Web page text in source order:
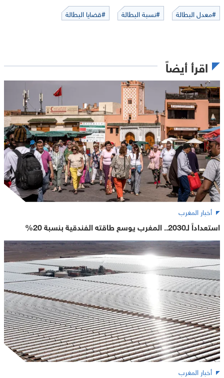
#معدل البطالة #نسبة البطالة #قضايا البطالة
اقرأ أيضاً
أخبار المغرب
استعداداً لـ2030.. المغرب يوسع طاقته الفندقية بنسبة 20%
أخبار المغرب